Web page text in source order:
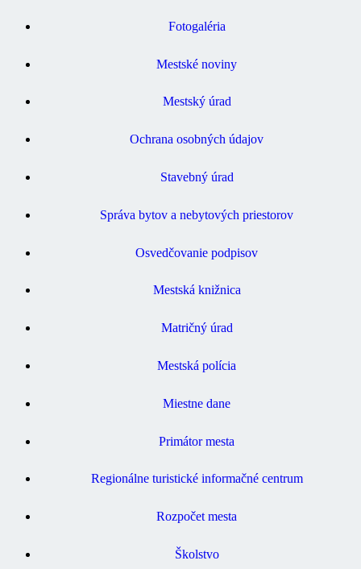
Fotogaléria
Mestské noviny
Mestský úrad
Ochrana osobných údajov
Stavebný úrad
Správa bytov a nebytových priestorov
Osvedčovanie podpisov
Mestská knižnica
Matričný úrad
Mestská polícia
Miestne dane
Primátor mesta
Regionálne turistické informačné centrum
Rozpočet mesta
Školstvo